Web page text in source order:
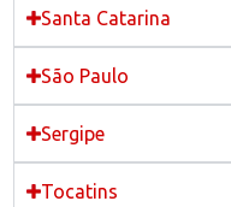
Santa Catarina
São Paulo
Sergipe
Tocatins